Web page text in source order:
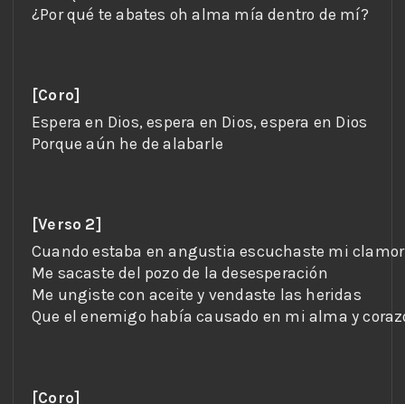
[Coro]
[Verso 2]
[Coro]